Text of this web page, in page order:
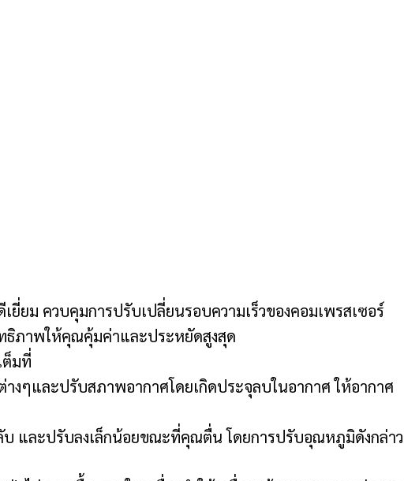
เยี่ยม ควบคุมการปรับเปลี่ยนรอบความเร็วของคอมเพรสเซอร์
ธิภาพให้คุณคุ้มค่าและประหยัดสูงสุด
ต็มที่
งๆและปรับสภาพอากาศโดยเกิดประจุลบในอากาศ ให้อากาศ
และปรับลงเล็กน้อยขณะที่คุณตื่น โดยการปรับอุณหภูมิดังกล่าว